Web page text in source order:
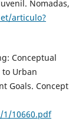
Nomadas,
articulo?
Conceptual
Urban
Goals. Concept
10660.pdf